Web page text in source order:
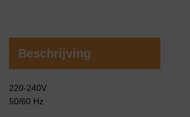
Beschrijving
220-240V
50/60 Hz